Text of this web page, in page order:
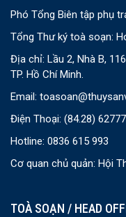
Phó Tổng Biên tập phụ
Tổng Thư ký toà soạn:
Địa chỉ: Lầu 2, Nhà B,
TP. Hồ Chí Minh.
Email:
Điện Thoại: (84.28)
Hotline: 0836 615 993
Cơ quan chủ quản: Hội
TOÀ SOẠN / HEAD